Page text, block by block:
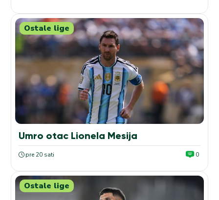
Ostale lige
Umro otac Lionela Mesija
pre 20 sati 0
Ostale lige